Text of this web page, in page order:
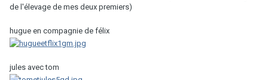
de l'élevage de mes deux premiers)
hugue en compagnie de félix
jules avec tom